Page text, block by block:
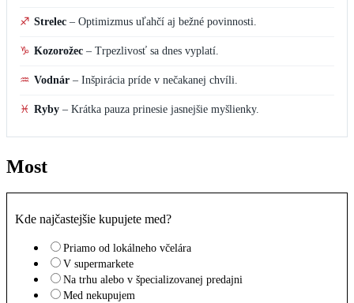
♐ Strelec – Optimizmus uľahčí aj bežné povinnosti.
♑ Kozorožec – Trpezlivosť sa dnes vyplatí.
♒ Vodnár – Inšpirácia príde v nečakanej chvíli.
♓ Ryby – Krátka pauza prinesie jasnejšie myšlienky.
Most
Kde najčastejšie kupujete med?
Priamo od lokálneho včelára
V supermarkete
Na trhu alebo v špecializovanej predajni
Med nekupujem